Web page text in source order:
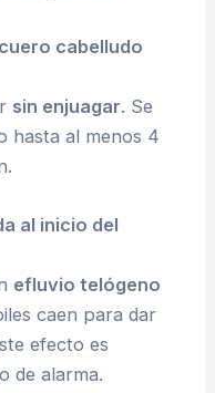
cabelludo
sin enjuagar. Se
hasta al menos 4
al inicio del
efluvio telógeno
caen para dar
efecto es
de alarma.